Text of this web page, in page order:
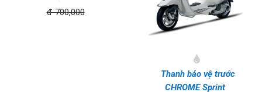
đ 700,000
Thanh bảo vệ trước
CHROME Sprint